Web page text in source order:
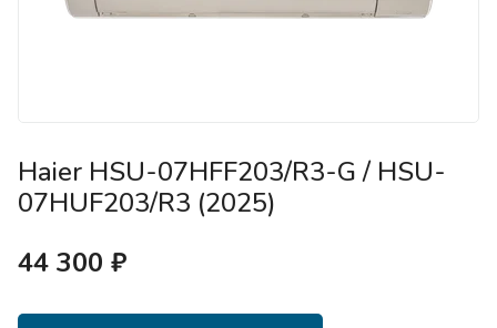
Haier HSU-07HFF203/R3-G / HSU-
07HUF203/R3 (2025)
44 300 ₽